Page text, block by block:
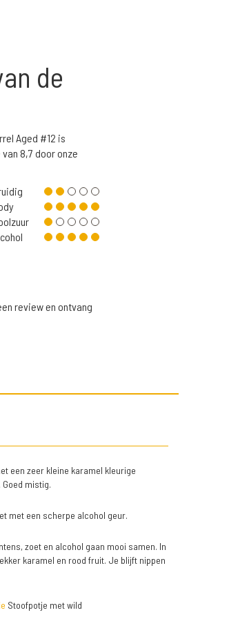
de
Aged #12 is
8,7 door onze
review en ontvang
een zeer kleine karamel kleurige
mistig.
met een scherpe alcohol geur.
zoet en alcohol gaan mooi samen. In
karamel en rood fruit. Je blijft nippen
Stoofpotje met wild